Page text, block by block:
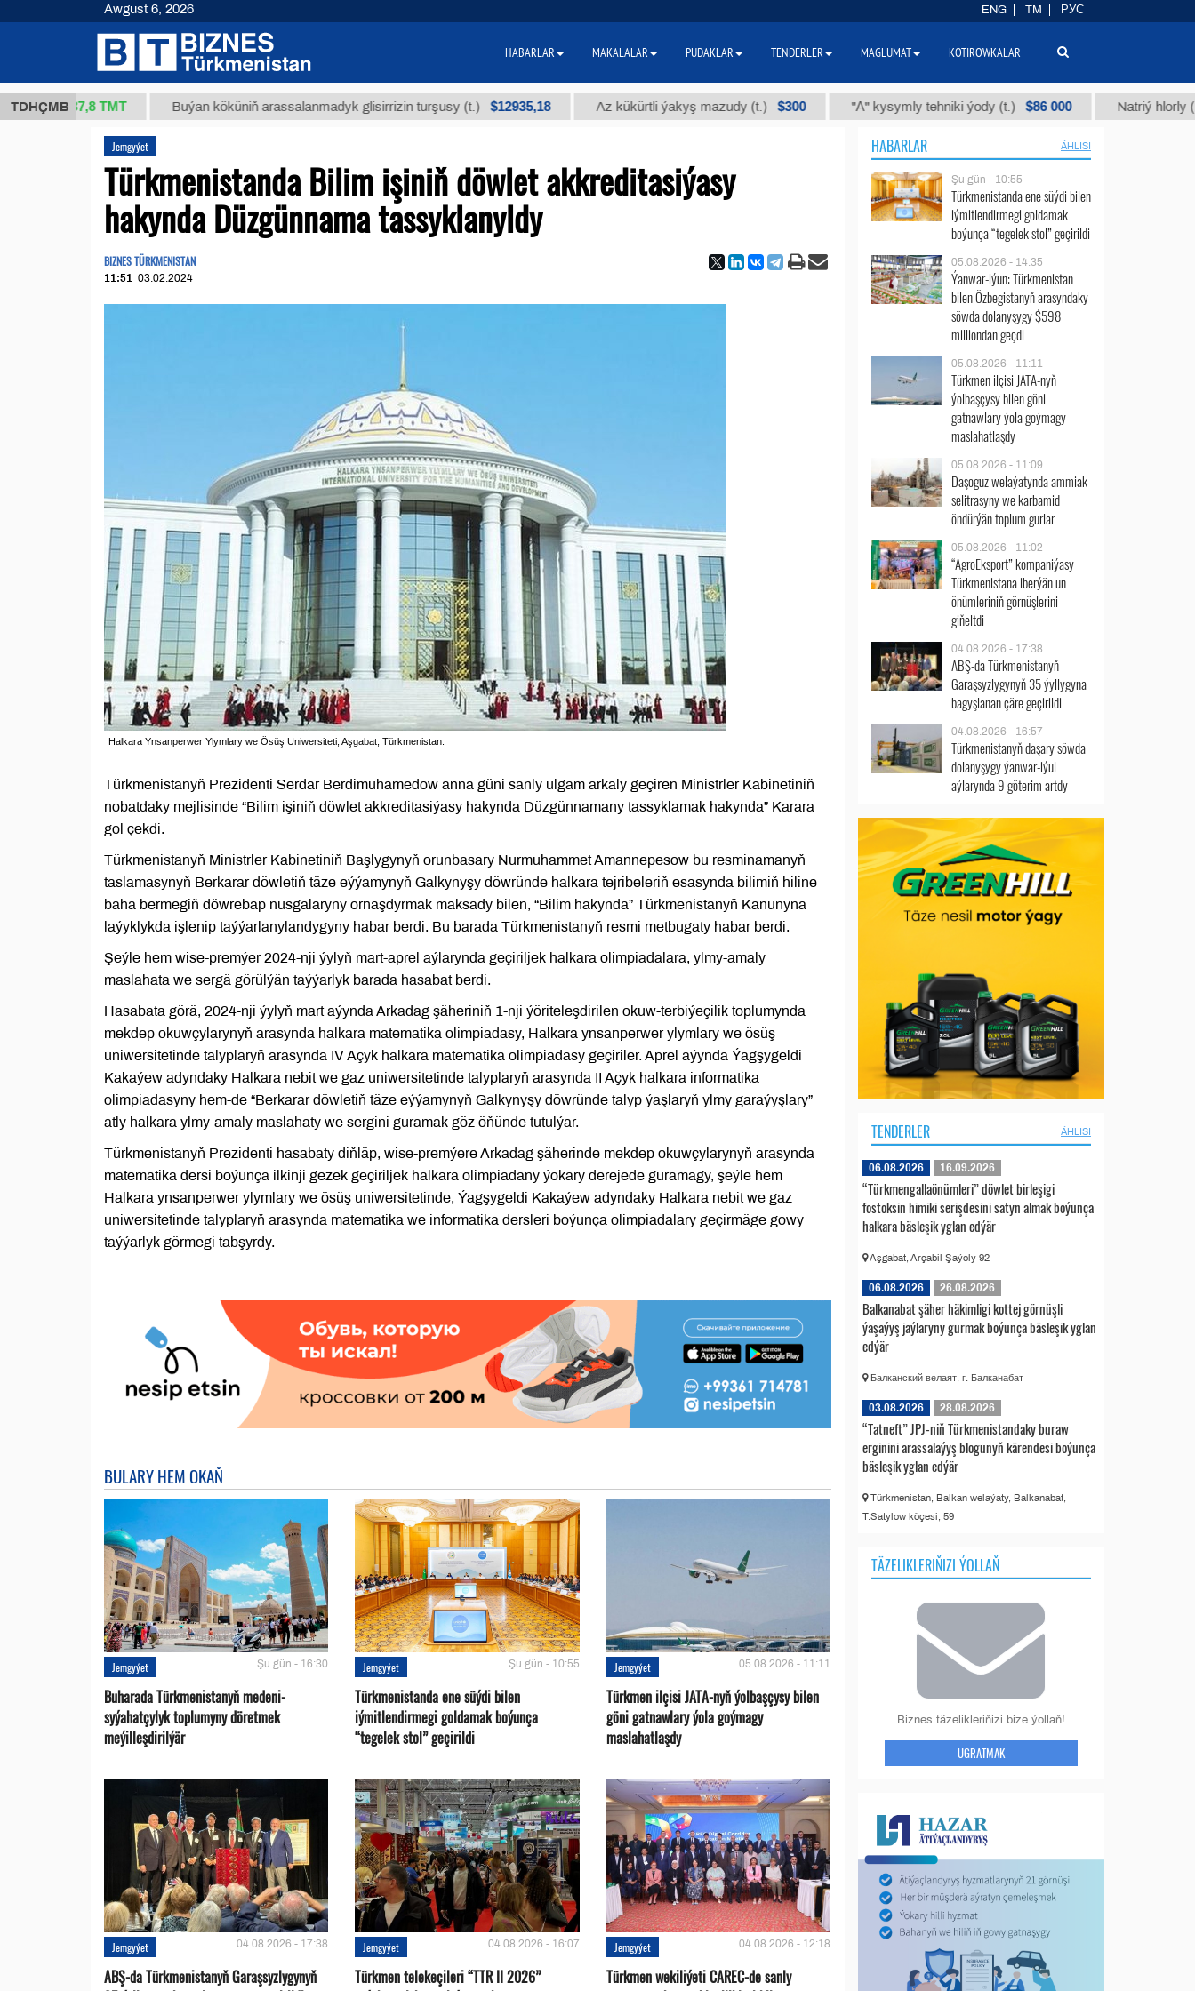
TDHÇMB
37,8 ТМТ Buýan köküniň arassalanmadyk glisirrizin turşusy (t.) $12935,18 Az kükürtli ýakyş mazudy (t.) $300 "А" kysymly tehniki ýody (t.) $86 000 Natriý hlorly (nahar
Jemgyýet
Türkmenistanda Bilim işiniň döwlet akkreditasiýasy
hakynda Düzgünnama tassyklanyldy
BIZNES TÜRKMENISTAN
11:51 03.02.2024
Halkara Ynsanperwer Ylymlary we Ösüş Uniwersiteti, Aşgabat, Türkmenistan.
Türkmenistanyň Prezidenti Serdar Berdimuhamedow anna güni sanly ulgam arkaly geçiren Ministrler Kabinetiniň
nobatdaky mejlisinde “Bilim işiniň döwlet akkreditasiýasy hakynda Düzgünnamany tassyklamak hakynda” Karara
gol çekdi.
Türkmenistanyň Ministrler Kabinetiniň Başlygynyň orunbasary Nurmuhammet Amannepesow bu resminamanyň
taslamasynyň Berkarar döwletiň täze eýýamynyň Galkynyşy döwründe halkara tejribeleriň esasynda bilimiň hiline
baha bermegiň döwrebap nusgalaryny ornaşdyrmak maksady bilen, “Bilim hakynda” Türkmenistanyň Kanunyna
laýyklykda işlenip taýýarlanylandygyny habar berdi. Bu barada Türkmenistanyň resmi metbugaty habar berdi.
Şeýle hem wise-premýer 2024-nji ýylyň mart-aprel aýlarynda geçiriljek halkara olimpiadalara, ylmy-amaly
maslahata we sergä görülýän taýýarlyk barada hasabat berdi.
Hasabata görä, 2024-nji ýylyň mart aýynda Arkadag şäheriniň 1-nji ýöriteleşdirilen okuw-terbiýeçilik toplumynda
mekdep okuwçylarynyň arasynda halkara matematika olimpiadasy, Halkara ynsanperwer ylymlary we ösüş
uniwersitetinde talyplaryň arasynda IV Açyk halkara matematika olimpiadasy geçiriler. Aprel aýynda Ýagşygeldi
Kakaýew adyndaky Halkara nebit we gaz uniwersitetinde talyplaryň arasynda II Açyk halkara informatika
olimpiadasyny hem-de “Berkarar döwletiň täze eýýamynyň Galkynyşy döwründe talyp ýaşlaryň ylmy garaýyşlary”
atly halkara ylmy-amaly maslahaty we sergini guramak göz öňünde tutulýar.
Türkmenistanyň Prezidenti hasabaty diňläp, wise-premýere Arkadag şäherinde mekdep okuwçylarynyň arasynda
matematika dersi boýunça ilkinji gezek geçiriljek halkara olimpiadany ýokary derejede guramagy, şeýle hem
Halkara ynsanperwer ylymlary we ösüş uniwersitetinde, Ýagşygeldi Kakaýew adyndaky Halkara nebit we gaz
uniwersitetinde talyplaryň arasynda matematika we informatika dersleri boýunça olimpiadalary geçirmäge gowy
taýýarlyk görmegi tabşyrdy.
BULARY HEM OKAŇ
Jemgyýet Şu gün - 16:30
Buharada Türkmenistanyň medeni-
syýahatçylyk toplumyny döretmek
meýilleşdirilýär
Jemgyýet Şu gün - 10:55
Türkmenistanda ene süýdi bilen
iýmitlendirmegi goldamak boýunça
“tegelek stol” geçirildi
Jemgyýet 05.08.2026 - 11:11
Türkmen ilçisi JATA-nyň ýolbaşçysy bilen
göni gatnawlary ýola goýmagy
maslahatlaşdy
Jemgyýet 04.08.2026 - 17:38
ABŞ-da Türkmenistanyň Garaşsyzlygynyň
Jemgyýet 04.08.2026 - 16:07
Türkmen telekeçileri “TTR II 2026”
Jemgyýet 04.08.2026 - 12:18
Türkmen wekiliýeti CAREC-de sanly
HABARLAR ÄHLISI
Şu gün - 10:55
Türkmenistanda ene süýdi bilen
iýmitlendirmegi goldamak
boýunça “tegelek stol” geçirildi
05.08.2026 - 14:35
Ýanwar-iýun: Türkmenistan
bilen Özbegistanyň arasyndaky
söwda dolanyşygy $598
milliondan geçdi
05.08.2026 - 11:11
Türkmen ilçisi JATA-nyň
ýolbaşçysy bilen göni
gatnawlary ýola goýmagy
maslahatlaşdy
05.08.2026 - 11:09
Daşoguz welaýatynda ammiak
selitrasyny we karbamid
öndürýän toplum gurlar
05.08.2026 - 11:02
“AgroEksport” kompaniýasy
Türkmenistana iberýän un
önümleriniň görnüşlerini
giňeltdi
04.08.2026 - 17:38
ABŞ-da Türkmenistanyň
Garaşsyzlygynyň 35 ýyllygyna
bagyşlanan çäre geçirildi
04.08.2026 - 16:57
Türkmenistanyň daşary söwda
dolanyşygy ýanwar-iýul
aýlarynda 9 göterim artdy
TENDERLER ÄHLISI
06.08.2026 16.09.2026
“Türkmengallaönümleri” döwlet birleşigi
fostoksin himiki serişdesini satyn almak boýunça
halkara bäsleşik yglan edýär
Aşgabat, Arçabil Şaýoly 92
06.08.2026 26.08.2026
Balkanabat şäher häkimligi kottej görnüşli
ýaşaýyş jaýlaryny gurmak boýunça bäsleşik yglan
edýär
Балканский велаят, г. Балканабат
03.08.2026 28.08.2026
“Tatneft” JPJ-niň Türkmenistandaky buraw
erginini arassalaýyş blogunyň kärendesi boýunça
bäsleşik yglan edýär
Türkmenistan, Balkan welaýaty, Balkanabat,
T.Satylow köçesi, 59
TÄZELIKLERIŇIZI ÝOLLAŇ
Biznes täzelikleriňizi bize ýollaň!
UGRATMAK
Awgust 6, 2026 ENG TM РУС
HABARLAR MAKALALAR PUDAKLAR TENDERLER MAGLUMAT KOTIROWKALAR